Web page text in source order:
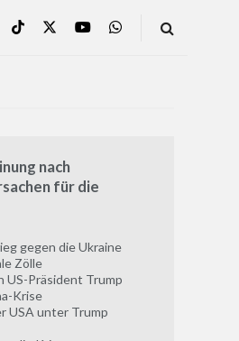
nach
für die
gegen die Ukraine
Zölle
US-Präsident Trump
Krise
USA unter Trump